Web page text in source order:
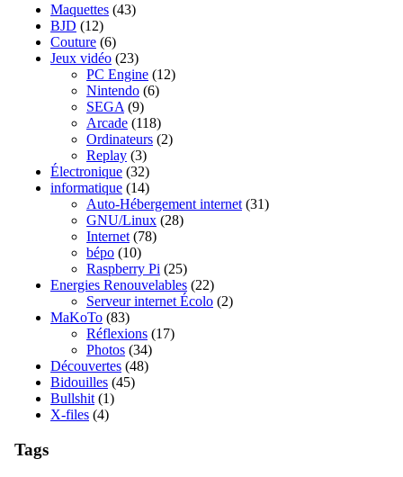
Maquettes (43)
BJD (12)
Couture (6)
Jeux vidéo (23)
PC Engine (12)
Nintendo (6)
SEGA (9)
Arcade (118)
Ordinateurs (2)
Replay (3)
Électronique (32)
informatique (14)
Auto-Hébergement internet (31)
GNU/Linux (28)
Internet (78)
bépo (10)
Raspberry Pi (25)
Energies Renouvelables (22)
Serveur internet Écolo (2)
MaKoTo (83)
Réflexions (17)
Photos (34)
Découvertes (48)
Bidouilles (45)
Bullshit (1)
X-files (4)
Tags